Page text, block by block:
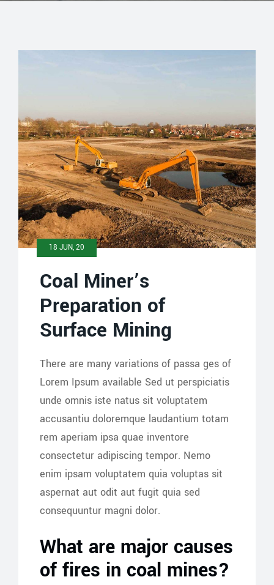
18 JUN, 20
Coal Miner’s
Preparation of
Surface Mining
There are many variations of passa ges of
Lorem Ipsum available Sed ut perspiciatis
unde omnis iste natus sit voluptatem
accusantiu doloremque laudantium totam
rem aperiam ipsa quae inventore
consectetur adipiscing tempor. Nemo
enim ipsam voluptatem quia voluptas sit
aspernat aut odit aut fugit quia sed
consequuntur magni dolor.
What are major causes
of fires in coal mines?